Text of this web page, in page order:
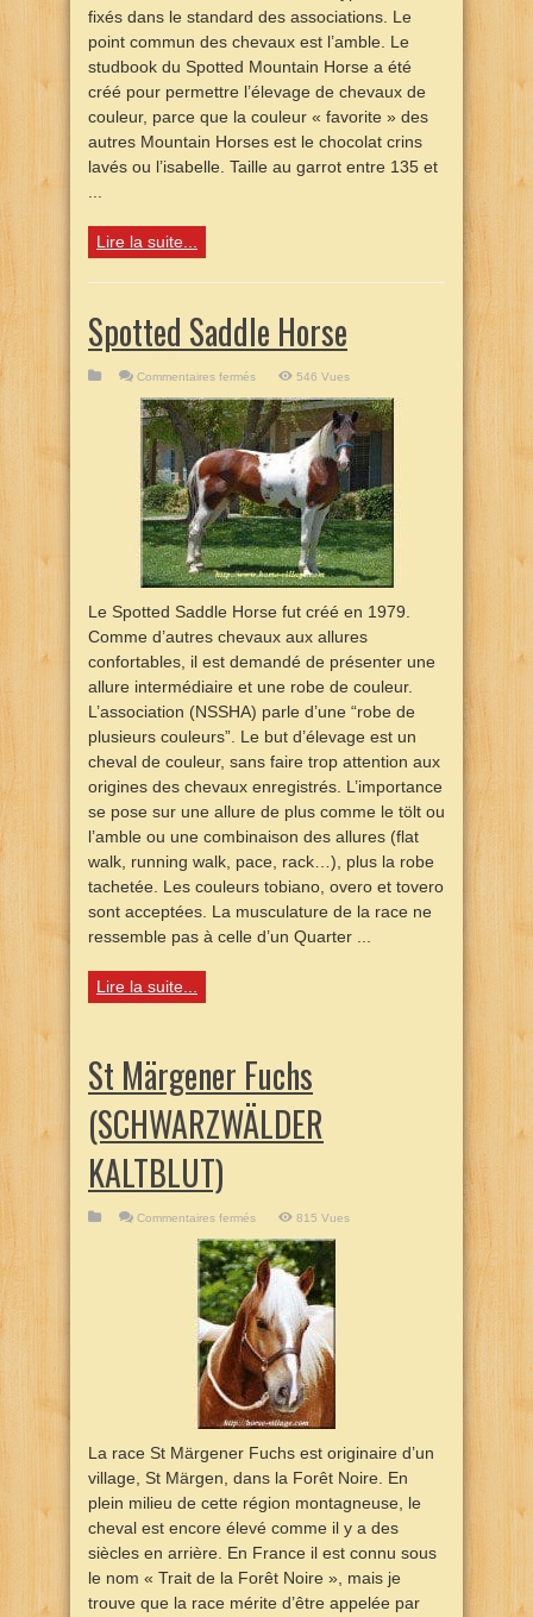
fixés dans le standard des associations. Le
point commun des chevaux est l’amble. Le
studbook du Spotted Mountain Horse a été
créé pour permettre l’élevage de chevaux de
couleur, parce que la couleur « favorite » des
autres Mountain Horses est le chocolat crins
lavés ou l’isabelle. Taille au garrot entre 135 et
Lire la suite...
Spotted Saddle Horse
Commentaires fermés
Saddle
Horse
546 Vues
Le Spotted Saddle Horse fut créé en 1979.
Comme d’autres chevaux aux allures
confortables, il est demandé de présenter une
allure intermédiaire et une robe de couleur.
L’association (NSSHA) parle d’une “robe de
plusieurs couleurs”. Le but d’élevage est un
cheval de couleur, sans faire trop attention aux
origines des chevaux enregistrés. L’importance
se pose sur une allure de plus comme le tölt ou
l’amble ou une combinaison des allures (flat
walk, running walk, pace, rack…), plus la robe
tachetée. Les couleurs tobiano, overo et tovero
sont acceptées. La musculature de la race ne
ressemble pas à celle d’un Quarter ...
Lire la suite...
St Märgener Fuchs
(SCHWARZWÄLDER
KALTBLUT)
Commentaires fermés
Märgener
Fuchs
(SCHWARZWÄLDER
KALTBLUT)
815 Vues
La race St Märgener Fuchs est originaire d’un
village, St Märgen, dans la Forêt Noire. En
plein milieu de cette région montagneuse, le
cheval est encore élevé comme il y a des
siècles en arrière. En France il est connu sous
le nom « Trait de la Forêt Noire », mais je
trouve que la race mérite d’être appelée par